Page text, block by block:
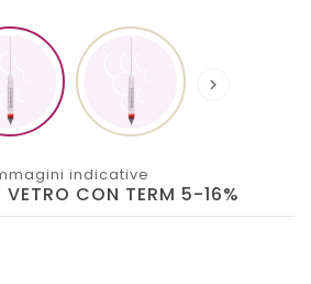

indicative
CON TERM 5-16%